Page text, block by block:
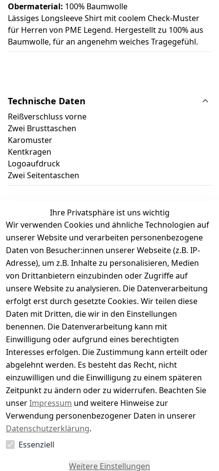
Obermaterial: 100% Baumwolle
Lässiges Longsleeve Shirt mit coolem Check-Muster
für Herren von PME Legend. Hergestellt zu 100% aus
Baumwolle, für an angenehm weiches Tragegefühl.
Technische Daten
Reißverschluss vorne
Zwei Brusttaschen
Karomuster
Kentkragen
Logoaufdruck
Zwei Seitentaschen
Kundenbewertungen
Durchschnittliche Bewertung
0
Basierend auf 0 Bewertung(en)
Bewertung abgeben
5
( 0 )
4
( 0 )
3
( 0 )
2
( 0 )
1
( 0 )
Es hat noch niemand eine Bewertung für diesen
Artikel abgegeben
Ihre Privatsphäre ist uns wichtig
Wir verwenden Cookies und ähnliche Technologien auf
unserer Website und verarbeiten personenbezogene
Daten von Besucher:innen unserer Webseite (z.B. IP-
Adresse), um z.B. Inhalte zu personalisieren, Medien
von Drittanbietern einzubinden oder Zugriffe auf
unsere Website zu analysieren. Die Datenverarbeitung
erfolgt erst durch gesetzte Cookies. Wir teilen diese
Daten mit Dritten, die wir in den Einstellungen
benennen. Die Datenverarbeitung kann mit
Einwilligung oder aufgrund eines berechtigten
Interesses erfolgen. Die Zustimmung kann erteilt oder
abgelehnt werden. Es besteht das Recht, nicht
einzuwilligen und die Einwilligung zu einem späteren
Zeitpunkt zu ändern oder zu widerrufen. Beachten Sie
unserImpressum und weitere Hinweise zur
Verwendung personenbezogener Daten in unserer
Datenschutzerklärung.
Essenziell
Weitere Einstellungen